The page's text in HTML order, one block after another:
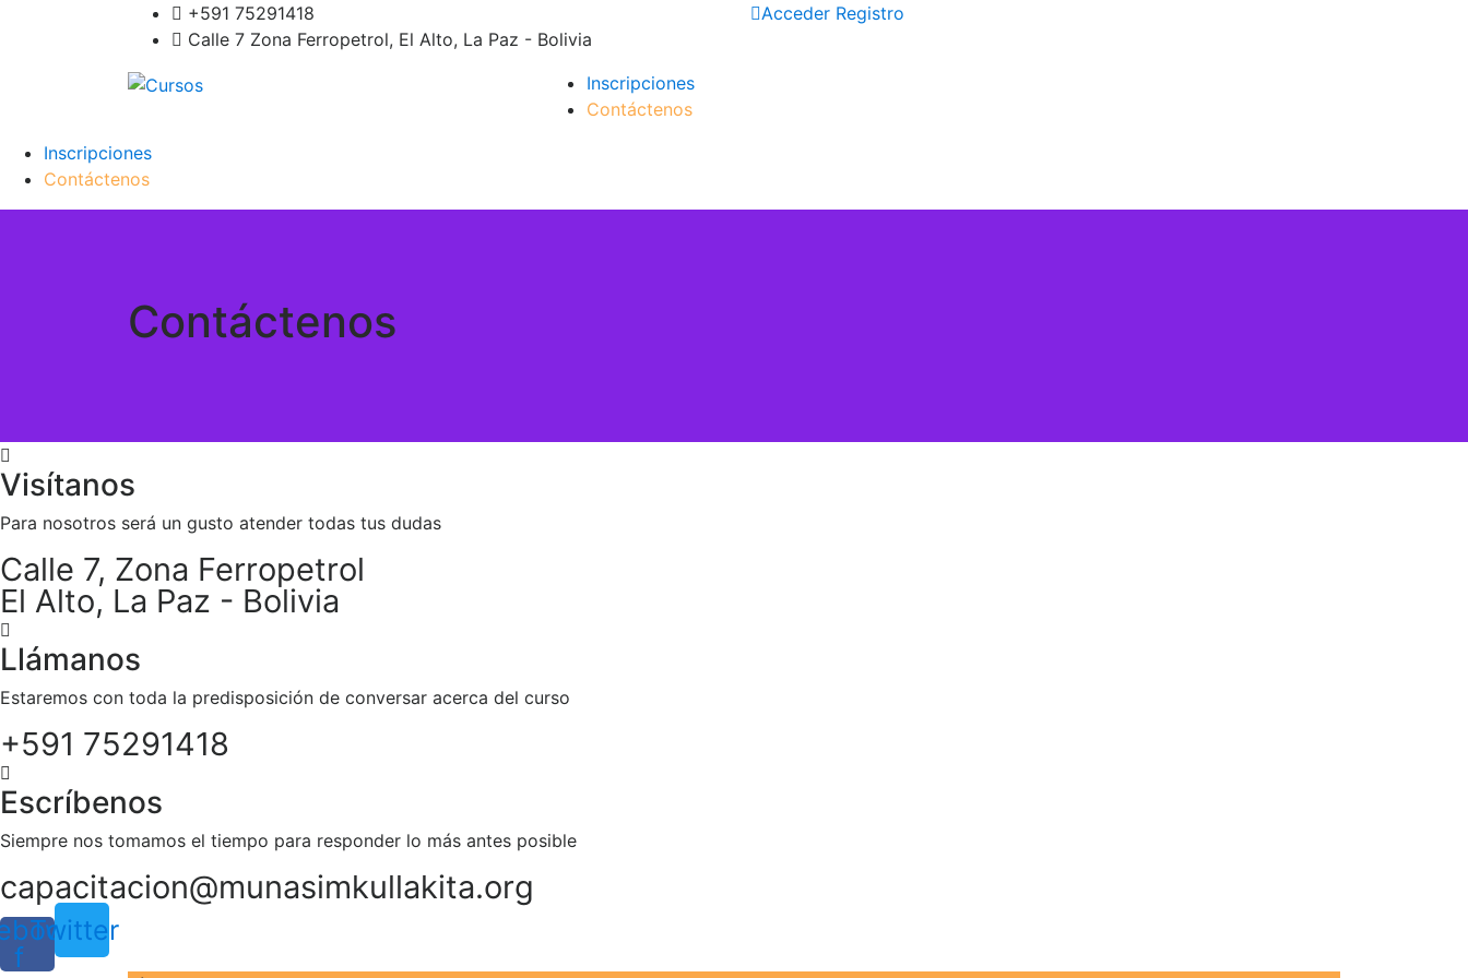
‪+591 75291418‬
Calle 7 Zona Ferropetrol, El Alto, La Paz - Bolivia
Acceder Registro
Inscripciones
Contáctenos
Inscripciones
Contáctenos
Contáctenos
Visítanos
Para nosotros será un gusto atender todas tus dudas
Calle 7, Zona Ferropetrol
El Alto, La Paz - Bolivia
Llámanos
Estaremos con toda la predisposición de conversar acerca del curso
+591 75291418‬
Escríbenos
Siempre nos tomamos el tiempo para responder lo más antes posible
capacitacion@munasimkullakita.org
f
Twitter